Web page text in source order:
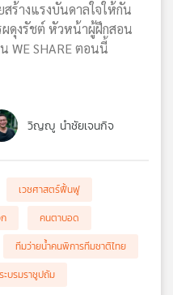
ร้างแรงบันดาลใจให้กัน
ดุงรัชต์ หัวหน้าผู้ฝึกสอน
WE SHARE ตอนนี้
วิญญู นำชัยเจนกิจ
เวชศาสตร์ฟื้นฟู
คนตาบอด
ทีมว่ายน้ำคนพิการทีมชาติไทย
บรมราชูปถัม